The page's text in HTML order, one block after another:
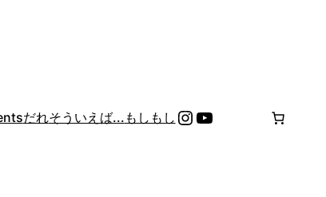
だれそういえば... もしもし Instagram
YouTube